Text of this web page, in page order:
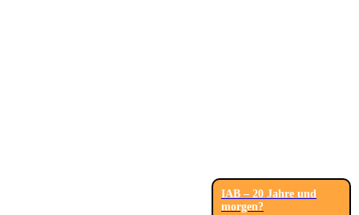
IAB – 20 Jahre und
morgen?